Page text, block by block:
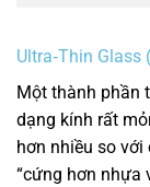
Ultra‑Thin
Một thành phần
dạng kính rất
hơn nhiều so với
“cứng hơn nhựa